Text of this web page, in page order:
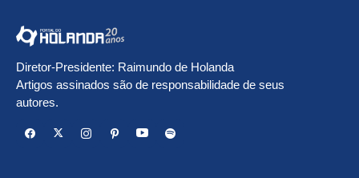
Diretor-Presidente: Raimundo de Holanda
Artigos assinados são de responsabilidade de seus
autores.